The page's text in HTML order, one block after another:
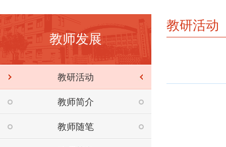
教师发展
教研活动
教师简介
教师随笔
教研活动